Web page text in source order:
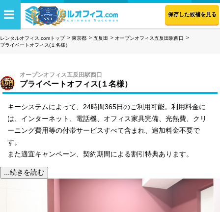
保存した候補を見る
レンタルオフィス.comトップ 東京都 五反田
オープンオフィス五反田駅西口
プライベートオフィス(１名様）
オープンオフィス五反田駅西口
プライベートオフィス(１名様）
キーシステムによって、24時間365日のご利用可能。利用料金に
は、インターネット、電話機、オフィス家具完備、光熱費、クリ
ーニング費用等の付帯サービスすべて含まれ、追加料金不要で
す。
また適宜キャンペーン、契約期間による割引特典あります。
...続きを読む